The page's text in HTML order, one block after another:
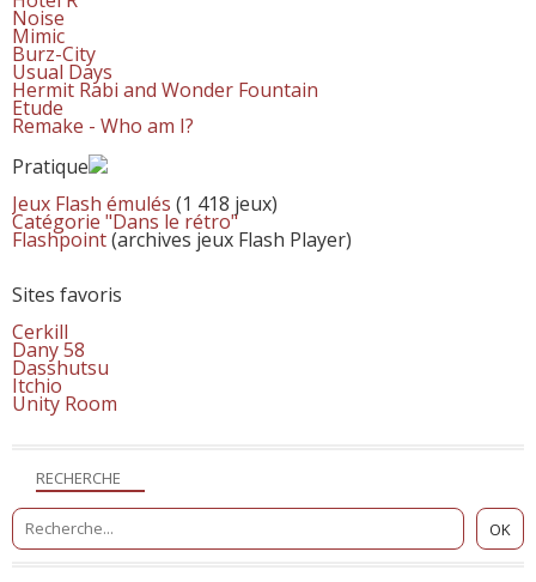
RECHERCHE
Noise
Mimic
Burz-City
Usual Days
Hermit Rabi and Wonder Fountain
Etude
Remake - Who am I?
Pratique
Jeux Flash émulés (1 418 jeux)
Catégorie "Dans le rétro"
Flashpoint(archives jeux Flash Player)
Sites favoris
Cerkill
Dany 58
Dasshutsu
Itchio
Unity Room